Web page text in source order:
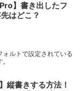
】書き出したフ
はどこ？
ォルトで設定されている
縦書きする方法！